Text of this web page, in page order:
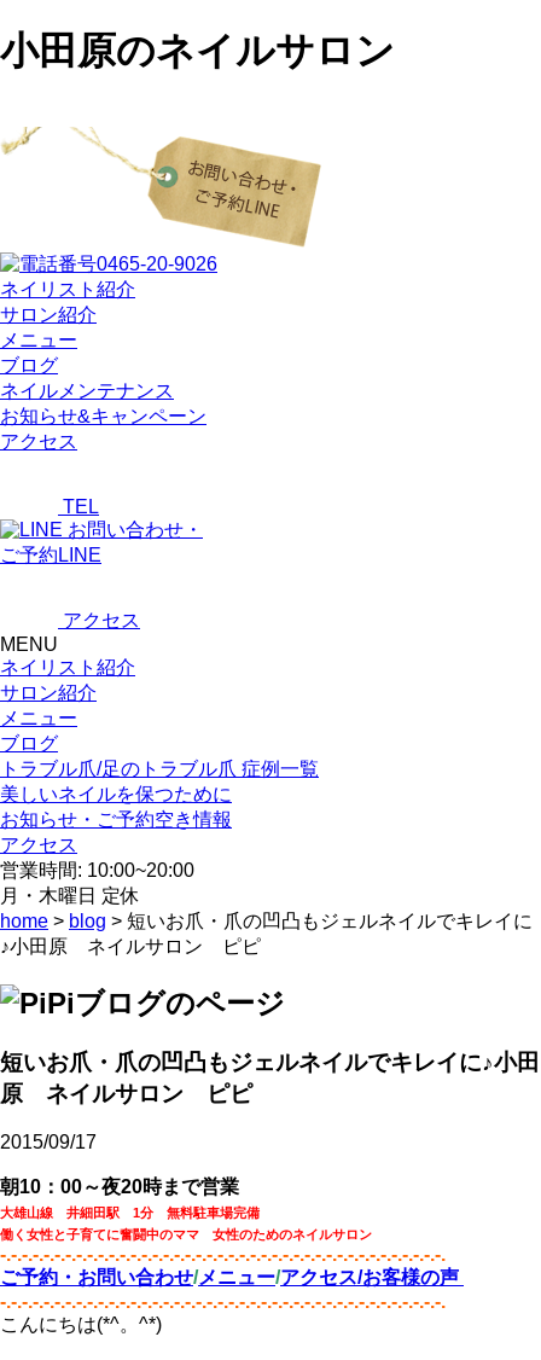
小田原のネイルサロン
ネイリスト紹介
サロン紹介
メニュー
ブログ
ネイルメンテナンス
お知らせ&キャンペーン
アクセス
TEL
お問い合わせ・
ご予約LINE
アクセス
MENU
ネイリスト紹介
サロン紹介
メニュー
ブログ
トラブル爪/足のトラブル爪 症例一覧
美しいネイルを保つために
お知らせ・ご予約空き情報
アクセス
営業時間: 10:00~20:00
月・木曜日 定休
home > blog > 短いお爪・爪の凹凸もジェルネイルでキレイに
♪小田原 ネイルサロン ピピ
短いお爪・爪の凹凸もジェルネイルでキレイに♪小田
原 ネイルサロン ピピ
2015/09/17
朝10：00～夜20時まで営業
大雄山線 井細田駅 1分 無料駐車場完備
働く女性と子育てに奮闘中のママ 女性のためのネイルサロン
-.-.-.-.-.-.-.-.-.-.-.-.-.-.-.-.-.-.-.-.-.-.-.-.-.-.-.-.-.-.-.-.-.-.-.-.-.-.-.-.-.
ご予約・お問い合わせ/メニュー/アクセス/お客様の声
-.-.-.-.-.-.-.-.-.-.-.-.-.-.-.-.-.-.-.-.-.-.-.-.-.-.-.-.-.-.-.-.-.-.-.-.-.-.-.-.-.
こんにちは(*^。^*)